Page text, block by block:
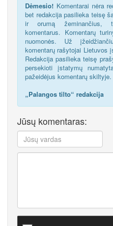
Dėmesio! Komentarai nėra
bet redakcija pasilieka teisę
ir orumą žeminančius,
komentarus. Komentarų
nuomonės. Už
komentarų rašytojai Lietuvos
Redakcija pasilieka teisę
persekioti įstatymų
pažeidėjus komentarų skiltyje.
„Palangos tilto“ redakcija
Jūsų komentaras: